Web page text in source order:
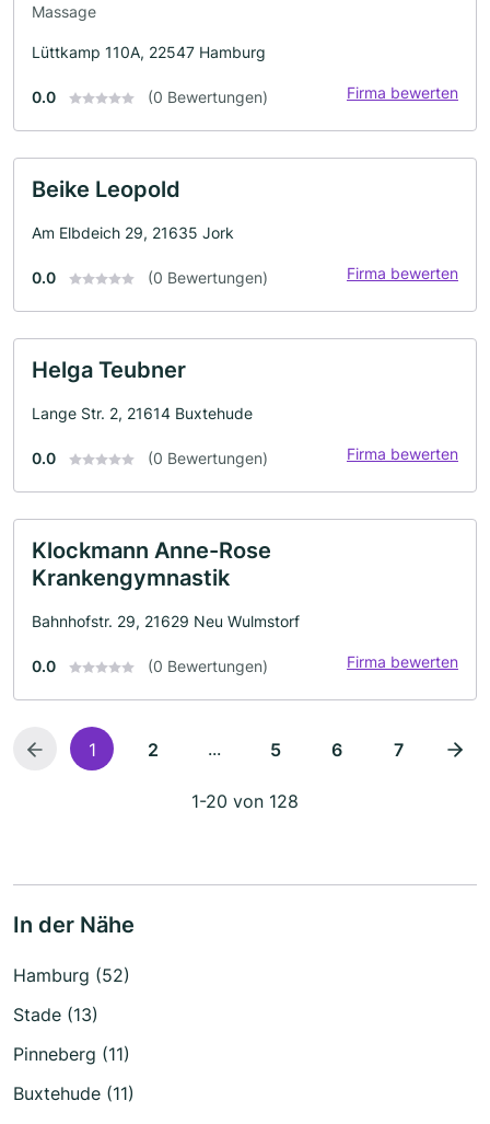
Massage
Lüttkamp 110A, 22547 Hamburg
0.0 (0 Bewertungen) Firma bewerten
Beike Leopold
Am Elbdeich 29, 21635 Jork
0.0 (0 Bewertungen) Firma bewerten
Helga Teubner
Lange Str. 2, 21614 Buxtehude
0.0 (0 Bewertungen) Firma bewerten
Klockmann Anne-Rose
Krankengymnastik
Bahnhofstr. 29, 21629 Neu Wulmstorf
0.0 (0 Bewertungen) Firma bewerten
1 2 ... 5 6 7
1-20 von 128
In der Nähe
Hamburg (52)
Stade (13)
Pinneberg (11)
Buxtehude (11)